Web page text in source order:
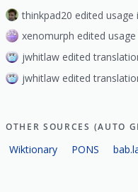
thinkpad20 edited
xenomurph edited
jwhitlaw edited
jwhitlaw edited
OTHER SOURCES (AUTO
Wiktionary PONS